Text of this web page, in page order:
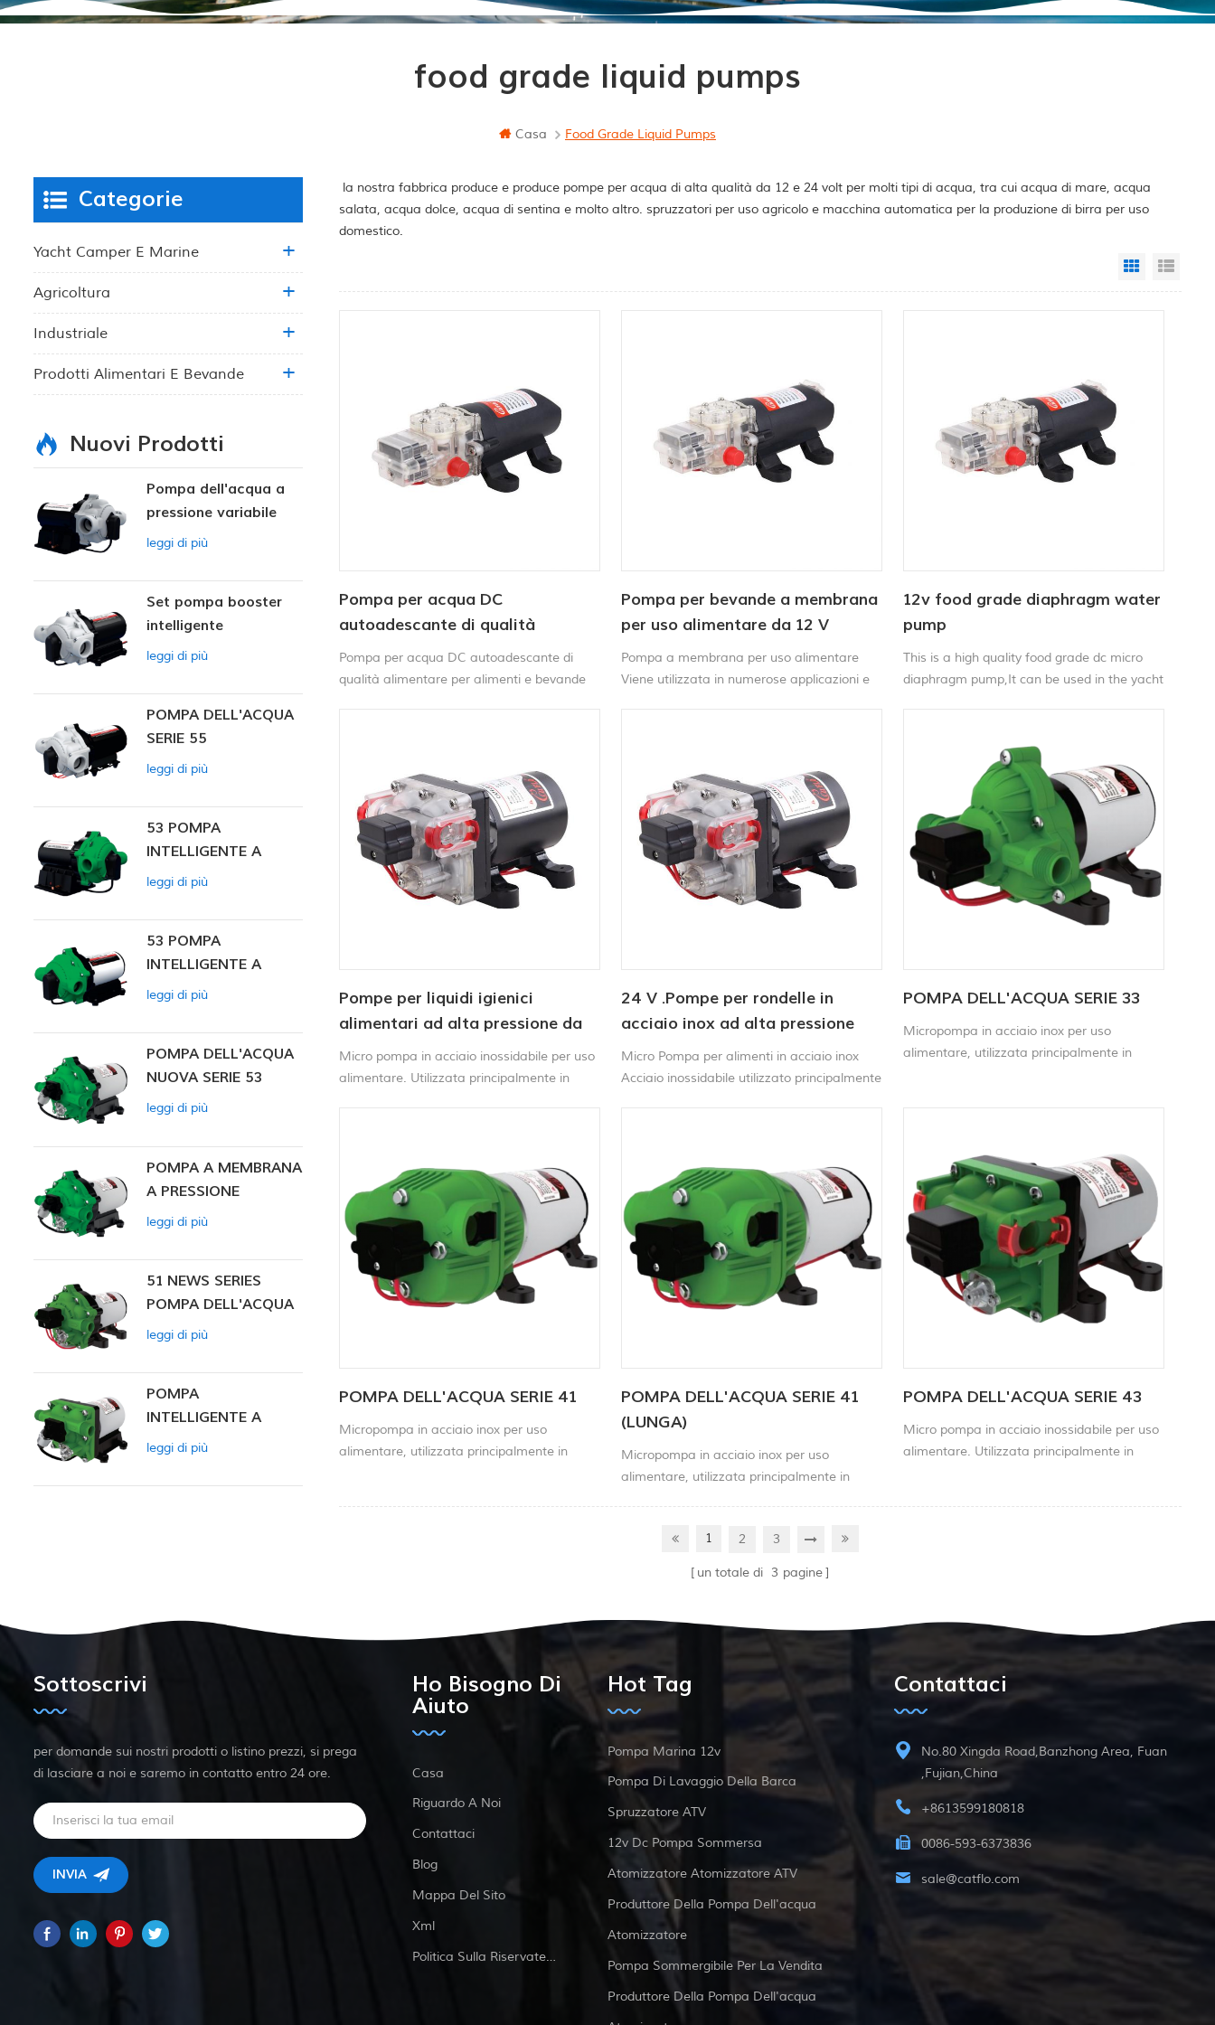
food grade liquid pumps
Casa Food Grade Liquid Pumps
la nostra fabbrica produce e produce pompe per acqua di alta qualità da 12 e 24 volt per molti tipi di acqua, tra cui acqua di mare, acqua
salata, acqua dolce, acqua di sentina e molto altro. spruzzatori per uso agricolo e macchina automatica per la produzione di birra per uso
domestico.
Grid View
Pompa per acqua DC
autoadescante di qualità
alimentare per alimenti e
bevande
Pompa per acqua DC autoadescante di
qualità alimentare per alimenti e bevande
Pompa per bevande a membrana
per uso alimentare da 12 V
Pompa a membrana per uso alimentare
Viene utilizzata in numerose applicazioni e
fondamentale per massimizzare la
produttività.
12v food grade diaphragm water
pump
This is a high quality food grade dc micro
diaphragm pump,It can be used in the yacht
Pompe per liquidi igienici
alimentari ad alta pressione da
12 V di qualità alimentare
Micro pompa in acciaio inossidabile per uso
alimentare. Utilizzata principalmente in
autoveicoli e altri settori.
24 V .Pompe per rondelle in
acciaio inox ad alta pressione
elettrica
Micro Pompa per alimenti in acciaio inox
Acciaio inossidabile utilizzato principalmente
del gas, dei pneumatici automobilistici e
degli altri campi
POMPA DELL'ACQUA SERIE 33
Micropompa in acciaio inox per uso
alimentare, utilizzata principalmente in
POMPA DELL'ACQUA SERIE 41
Micropompa in acciaio inox per uso
alimentare, utilizzata principalmente in
POMPA DELL'ACQUA SERIE 41
(LUNGA)
Micropompa in acciaio inox per uso
alimentare, utilizzata principalmente in
monitoraggio dei gas, pneumatici per
POMPA DELL'ACQUA SERIE 43
Micro pompa in acciaio inossidabile per uso
alimentare. Utilizzata principalmente in
1 2 3
un totale di 3 pagine
Categorie
Yacht Camper E Marine
Agricoltura
Industriale
Prodotti Alimentari E Bevande
Nuovi Prodotti
Pompa dell'acqua a
pressione variabile
intelligente
leggi di più
Set pompa booster
intelligente
leggi di più
POMPA DELL'ACQUA
SERIE 55
leggi di più
53 POMPA
INTELLIGENTE A
PRESSIONE
leggi di più
53 POMPA
INTELLIGENTE A
PRESSIONE
leggi di più
POMPA DELL'ACQUA
NUOVA SERIE 53
leggi di più
POMPA A MEMBRANA
A PRESSIONE
COSTANTE
leggi di più
51 NEWS SERIES
POMPA DELL'ACQUA
leggi di più
POMPA
INTELLIGENTE A
PRESSIONE
42
leggi di più
Sottoscrivi
per domande sui nostri prodotti o listino prezzi, si prega
di lasciare a noi e saremo in contatto entro 24 ore.
Ho Bisogno Di
Aiuto
Casa
Riguardo A Noi
Contattaci
Blog
Mappa Del Sito
Xml
Politica Sulla Riservatezza
Hot Tag
Pompa Marina 12v
Pompa Di Lavaggio Della Barca
Spruzzatore ATV
12v Dc Pompa Sommersa
Atomizzatore Atomizzatore ATV
Produttore Della Pompa Dell'acqua
Atomizzatore
Pompa Sommergibile Per La Vendita
Produttore Della Pompa Dell'acqua
Contattaci
No.80 Xingda Road,Banzhong Area, Fuan
,Fujian,China
+8613599180818
0086-593-6373836
sale@catflo.com